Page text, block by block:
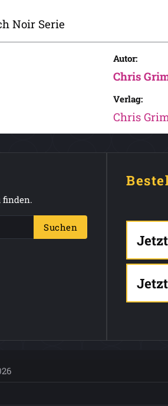
Noir Serie
Autor:
Chris
Verlag:
Chris
finden.
Suchen